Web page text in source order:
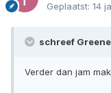
Geplaatst: 14
schreef
Verder dan jam